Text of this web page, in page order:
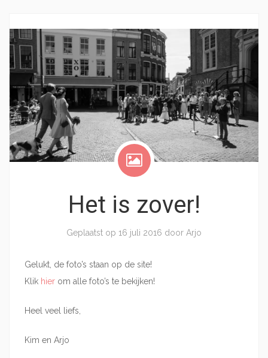
Het is zover!
Geplaatst op 16 juli 2016 door Arjo
Gelukt, de foto’s staan op de site!
Klik hier om alle foto’s te bekijken!
Heel veel liefs,
Kim en Arjo